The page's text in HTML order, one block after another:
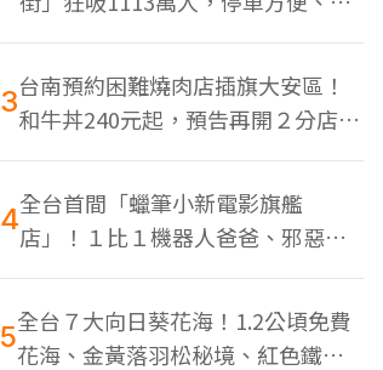
色美食多
3台南預約困難燒肉店插旗大安區！
和牛丼240元起，預告再開２分店、
地點曝光
4全台首間「蠟筆小新電影旗艦
店」！１比１機器人爸爸、邪惡正
男，百款周邊買翻
5全台７大向日葵花海！1.2公頃免費
花海、金黃落羽松秘境、紅色鐵橋